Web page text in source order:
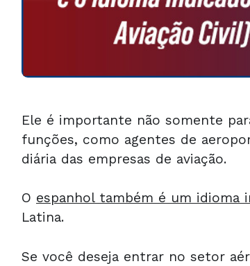
Ele é importante não somente
funções, como agentes de
diária das empresas de aviação.
O espanhol também é um idioma
Latina.
Se você deseja entrar no setor